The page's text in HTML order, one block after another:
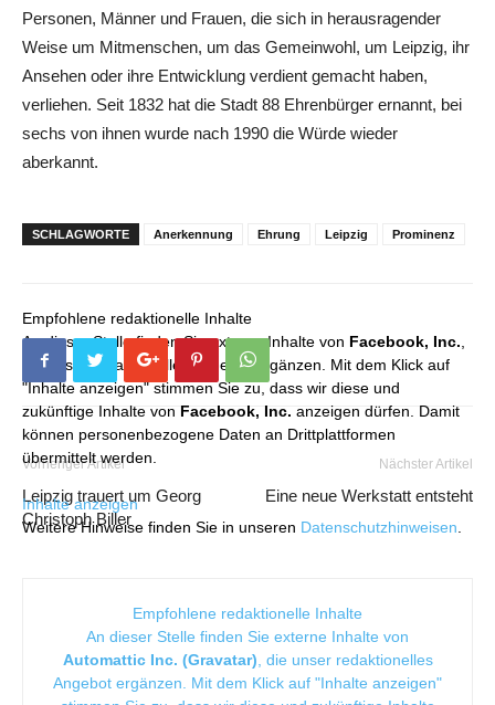
Personen, Männer und Frauen, die sich in herausragender
Weise um Mitmenschen, um das Gemeinwohl, um Leipzig, ihr
Ansehen oder ihre Entwicklung verdient gemacht haben,
verliehen. Seit 1832 hat die Stadt 88 Ehrenbürger ernannt, bei
sechs von ihnen wurde nach 1990 die Würde wieder
aberkannt.
SCHLAGWORTE Anerkennung Ehrung Leipzig Prominenz
Empfohlene redaktionelle Inhalte
An dieser Stelle finden Sie externe Inhalte von Facebook, Inc.
die unser redaktionelles Angebot ergänzen. Mit dem Klick auf
"Inhalte anzeigen" stimmen Sie zu, dass wir diese und
zukünftige Inhalte von Facebook, Inc. anzeigen dürfen. Damit
können personenbezogene Daten an Drittplattformen
übermittelt werden.
Inhalte anzeigen
Weitere Hinweise finden Sie in unseren Datenschutzhinweisen
Vorheriger Artikel
Leipzig trauert um Georg
Christoph Biller
Nächster Artikel
Eine neue Werkstatt entsteht
Empfohlene redaktionelle Inhalte
An dieser Stelle finden Sie externe Inhalte von
Automattic Inc. (Gravatar) , die unser redaktionelles
Angebot ergänzen. Mit dem Klick auf "Inhalte anzeigen"